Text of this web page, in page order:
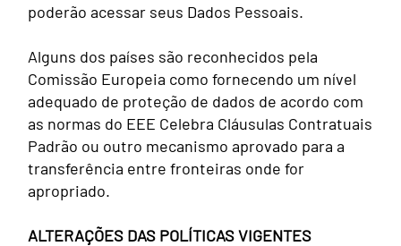
poderão acessar seus Dados Pessoais.
Alguns dos países são reconhecidos pela
Comissão Europeia como fornecendo um nível
adequado de proteção de dados de acordo com
as normas do EEE Celebra Cláusulas Contratuais
Padrão ou outro mecanismo aprovado para a
transferência entre fronteiras onde for
apropriado.
ALTERAÇÕES DAS POLÍTICAS VIGENTES